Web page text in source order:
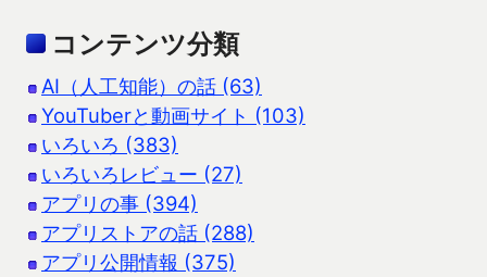
コンテンツ分類
AI（人工知能）の話 (63)
YouTuberと動画サイト (103)
いろいろ (383)
いろいろレビュー (27)
アプリの事 (394)
アプリストアの話 (288)
アプリ公開情報 (375)